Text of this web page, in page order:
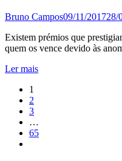
Bruno Campos09/11/201728/
Existem prémios que
quem os vence devido às
Ler mais
1
2
3
…
65